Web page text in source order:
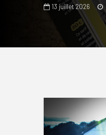
13 juillet 2026